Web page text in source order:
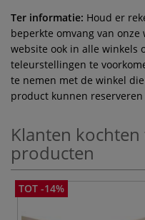
Ter informatie: Houd er
beperkte omvang van
website ook in alle winkels
teleurstellingen te
te nemen met de winkel
product kunnen
Klanten kochten
producten
TOT -14%